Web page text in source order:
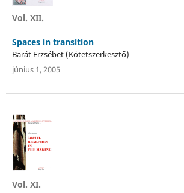
Vol. XII.
Spaces in transition
Barát Erzsébet (Kötetszerkesztő)
június 1, 2005
Vol. XI.